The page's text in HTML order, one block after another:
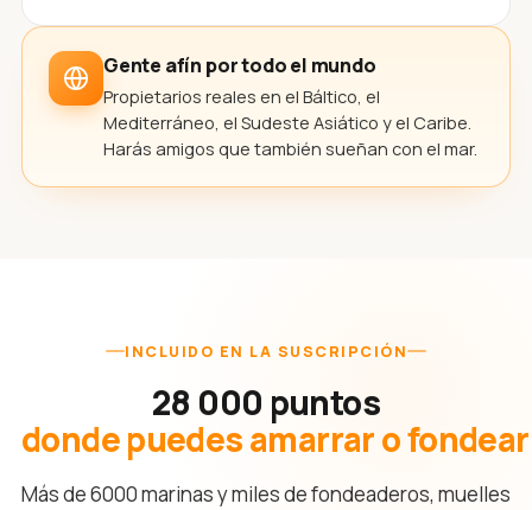
Gente afín por todo el mundo
Propietarios reales en el Báltico, el
Mediterráneo, el Sudeste Asiático y el Caribe.
Harás amigos que también sueñan con el mar.
INCLUIDO EN LA SUSCRIPCIÓN
28 000 puntos
donde puedes amarrar o fondear
Más de 6000 marinas y miles de fondeaderos, muelles